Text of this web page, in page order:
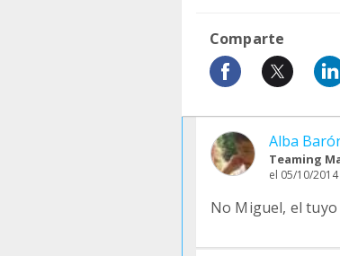
Comparte
Alba
Teaming
el 05/10/
No Miguel, el tuyo